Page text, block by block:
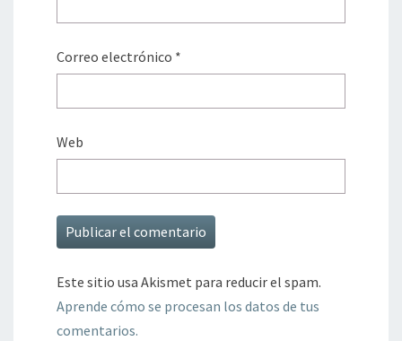
Correo electrónico *
Web
Este sitio usa Akismet para reducir el spam.
Aprende cómo se procesan los datos de tus
comentarios.